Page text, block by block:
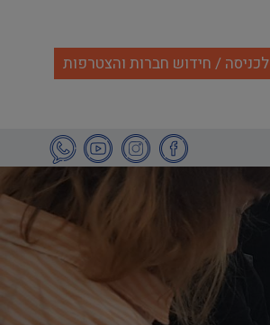
לכניסה / חידוש חברות והצטרפות